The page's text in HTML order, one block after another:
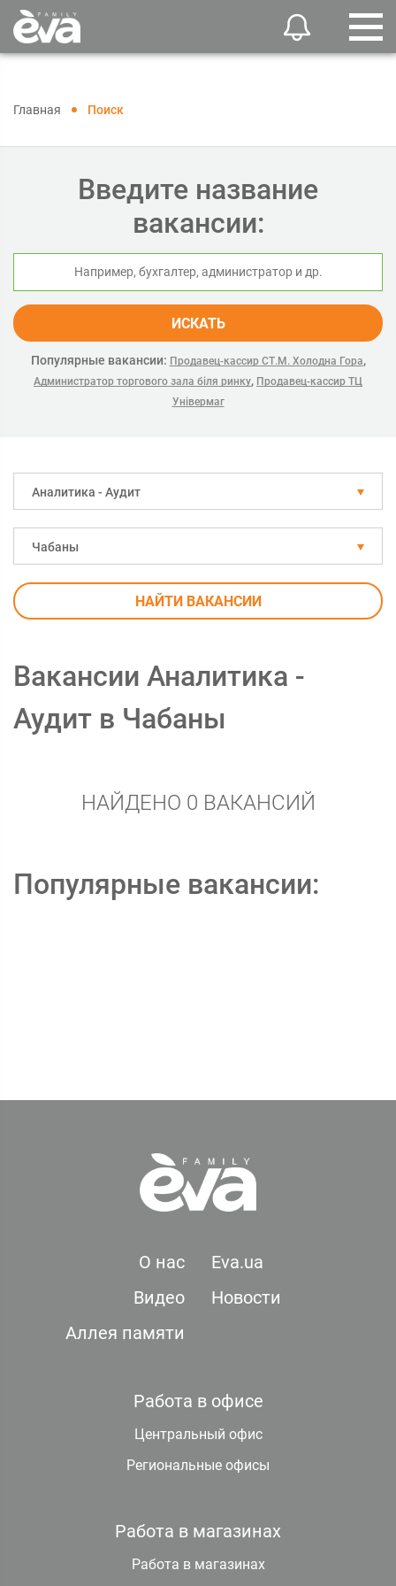
Главная Поиск
Введите название
вакансии:
ИСКАТЬ
Популярные вакансии: Продавец-кассир СТ.М. Холодна Гора,
Администратор торгового зала біля ринку, Продавец-кассир ТЦ
Універмаг
Аналитика - Аудит
Чабаны
НАЙТИ ВАКАНСИИ
Вакансии Аналитика -
Аудит в Чабаны
НАЙДЕНО 0 ВАКАНСИЙ
Популярные вакансии:
О нас
Eva.ua
Видео
Новости
Аллея памяти
Работа в офисе
Центральный офис
Региональные офисы
Работа в магазинах
Работа в магазинах